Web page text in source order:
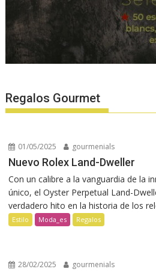
Regalos Gourmet
01/05/2025 gourmenials
Nuevo Rolex Land-Dweller
Con un calibre a la vanguardia de la
único, el Oyster Perpetual Land-
verdadero hito en la historia de los
Estilo Moda_es Regalos
28/02/2025 gourmenials